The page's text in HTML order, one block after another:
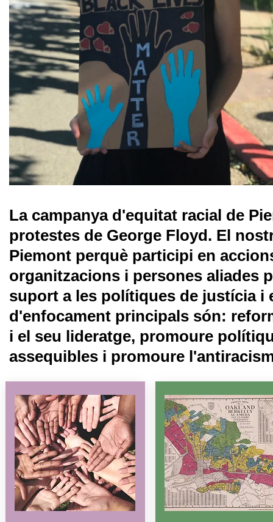
La campanya d'equitat racial de
protestes de George Floyd. El
Piemont perquè participi en
organitzacions i persones aliades
suport a les polítiques de justícia i
d'enfocament principals són:
i el seu lideratge, promoure
assequibles i promoure